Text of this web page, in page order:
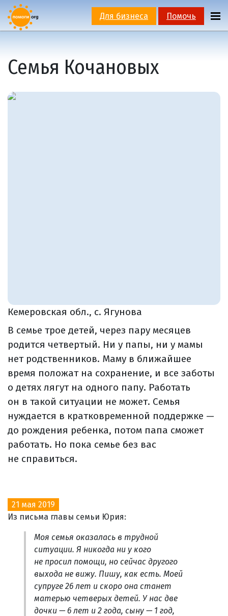
Для бизнеса Помочь
Семья Кочановых
Кемеровская обл., с. Ягунова
В семье трое детей, через пару месяцев
родится четвертый. Ни у папы, ни у мамы
нет родственников. Маму в ближайшее
время положат на сохранение, и все заботы
о детях лягут на одного папу. Работать
он в такой ситуации не может. Семья
нуждается в кратковременной поддержке —
до рождения ребенка, потом папа сможет
работать. Но пока семье без вас
не справиться.
21 мая 2019
Из письма главы семьи Юрия:
Моя семья оказалась в трудной
ситуации. Я никогда ни у кого
не просил помощи, но сейчас другого
выхода не вижу. Пишу, как есть. Моей
супруге 26 лет и скоро она станет
матерью четверых детей. У нас две
дочки — 6 лет и 2 года, сыну — 1 год,